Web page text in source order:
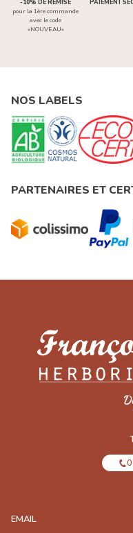
-10% DE REMISE
pour la 1ère commande
avec le code
«NOUVEAU»
PAIEMENT
NOS LABELS
PARTENAIRES ET
EMAIL